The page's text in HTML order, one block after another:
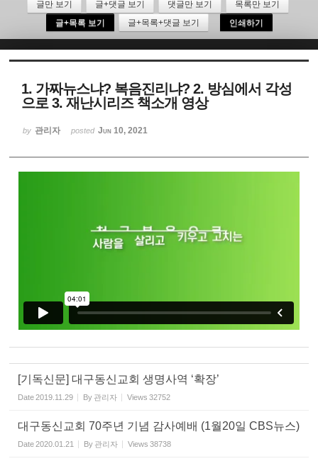
글만 보기 글+댓글 보기 댓글만 보기
목록만 보기
글+목록 보기
글+목록+댓글 보기 인쇄하기
1. 가짜뉴스냐? 복음진리냐? 2. 방심에서 각성
으로 3. 재난시리즈 책소개 영상
by 관리자 posted Jun 10, 2021
[기독신문] 대구동신교회 생명사역 ‘확장’
Date 2019.11.29 By 관리자 Views 32752
대구동신교회 70주년 기념 감사예배 (1월20일 CBS뉴스)
Date 2020.01.21 By 관리자 Views 38738
Sketchbook5, 스케치북5
Sketchbook5, 스케치북5